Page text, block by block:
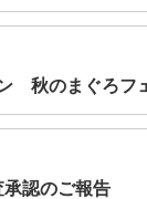
秋のまぐろフ
認のご報告